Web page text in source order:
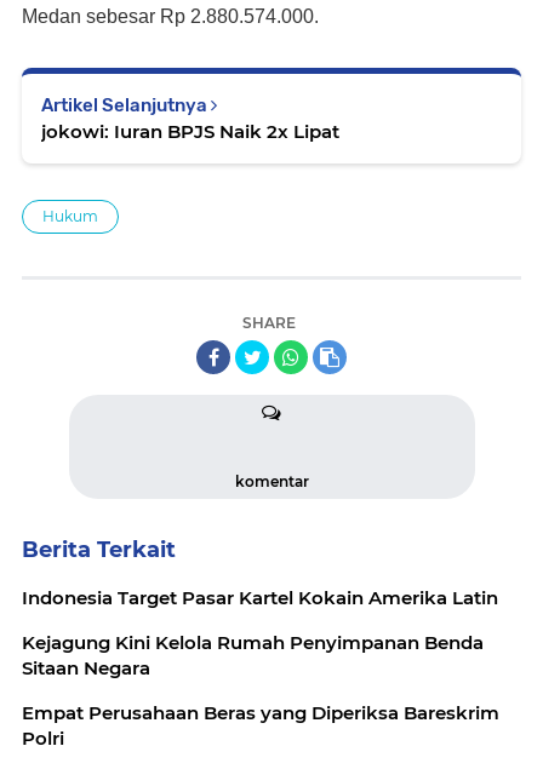
Medan sebesar Rp 2.880.574.000.
Artikel Selanjutnya
jokowi: Iuran BPJS Naik 2x Lipat
Hukum
SHARE
komentar
Berita Terkait
Indonesia Target Pasar Kartel Kokain Amerika Latin
Kejagung Kini Kelola Rumah Penyimpanan Benda
Sitaan Negara
Empat Perusahaan Beras yang Diperiksa Bareskrim
Polri